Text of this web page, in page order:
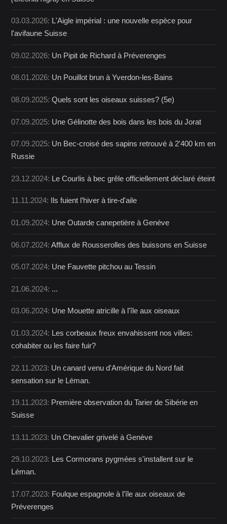
03.03.2026: L'Aigle impérial : une nouvelle espèce pour
l'avifaune Suisse
09.02.2026: Un Pipit de Richard à Préverenges
08.01.2026: Un Pouillot brun à Yverdon-les-Bains
08.09.2025:Quels sont les oiseaux suisses? (5e)
07.09.2025: Une Gélinotte des bois dans les bois du Jorat
07.09.2025: Un Bec-croisé des sapins retrouvé à 2'400 km en
Russie
23.12.2024: Le Courlis à bec grêle officiellement déclaré éteint
11.11.2024: Ils fuient l’hiver à tire-d'aile
01.09.2024: Une Outarde canepetière à Genève
06.07.2024:Afflux de Rousserolles des buissons en Suisse
05.07.2024: Une Fauvette pitchou au Tessin
21.06.2024: ...
03.06.2024: Une Mouette atricille à l'île aux oiseaux
01.03.2024: Les corbeaux freux envahissent nos villes:
cohabiter ou les faire fuir?
22.11.2023: Un canard venu d'Amérique du Nord fait
sensation sur le Léman.
19.11.2023: Première observation du Tarier de Sibérie en
Suisse
13.11.2023: Un Chevalier grivelé à Genève
29.10.2023: Les Cormorans pygmées s'installent sur le
Léman.
17.07.2023: Foulque espagnole à l'île aux oiseaux de
Préverenges